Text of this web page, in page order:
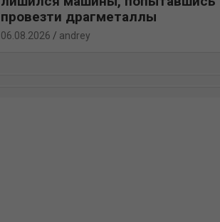
провезти драгметаллы
06.08.2026 andrey